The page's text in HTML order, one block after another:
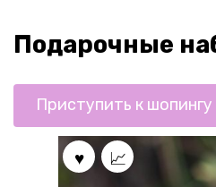
Подарочные
Приступить к шопингу